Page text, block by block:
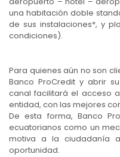
una habitación doble
de sus instalaciones*, y
condiciones).
Para quienes aún no son
Banco ProCredit y abrir
canal facilitará el acceso
entidad, con las mejores
De esta forma, Banco
ecuatorianos como un
motiva a la ciudadanía
oportunidad.